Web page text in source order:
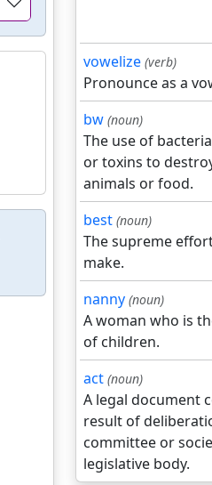
vowelize (verb)
Pronounce as a
bw (noun)
The use of
or toxins to
animals or food.
best (noun)
The supreme
make.
nanny (noun)
A woman who is
of children.
act (noun)
A legal document
result of
committee or
legislative body.